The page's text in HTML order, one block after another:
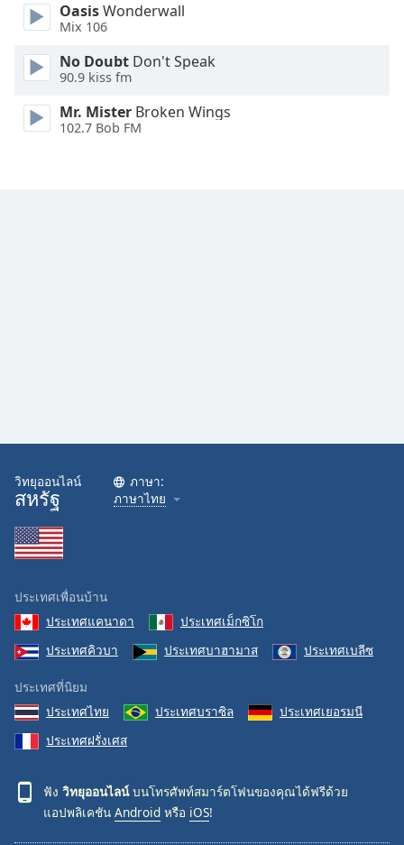
Font
Family
Reset
Done
OasisWonderwall
Mix 106
No Doubt Don't Speak
90.9 kiss fm
Mr. Mister Broken Wings
102.7 Bob FM
วิทยุออนไลน์
สหรัฐ
ภาษา:
ภาษาไทย
ประเทศเพื่อนบ้าน
ประเทศแคนาดา
ประเทศเม็กซิโก
ประเทศคิวบา
ประเทศบาฮามาส ประเทศเบลีซ
ประเทศที่นิยม
ประเทศไทย
ประเทศบราซิล
ประเทศเยอรมนี
ประเทศฝรั่งเศส
ฟัง วิทยุออนไลน์บนโทรศัพท์สมาร์ตโฟนของคุณได้ฟรีด้วย
แอปพลิเคชัน Android หรือ iOS!